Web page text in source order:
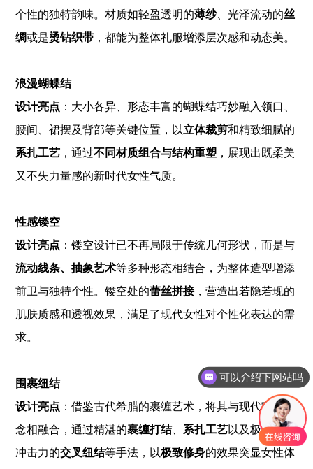
个性的独特韵味。材质如轻盈透明的薄纱、光泽流动的丝
绸或是烫钻织带 ，都能为整体礼服增添层次感和动态美。
浪漫蝴蝶结
设计亮点 ：大小各异、形态丰富的蝴蝶结巧妙融入领口、
腰间、裙摆及背部等关键位置，以立体裁剪和精致细腻的
系扎工艺 ，通过不同材质组合与结构重塑 ，展现出既柔美
又不失力量感的新时代女性气质。
性感镂空
设计亮点 ：镂空设计已不再局限于传统几何形状，而是与
流动线条、抽象艺术等多种形态相结合，为整体造型增添
前卫与独特个性。镂空处的蕾丝拼接，营造出若隐若现的
肌肤质感和透视效果，满足了现代女性对个性化表达的需
求。
围裹纽结
设计亮点 ：借鉴古代希腊的裹缠艺术，将其与现代审美理
念相融合，通过精湛的裹缠打结、 系扎工艺以及极具视觉
冲击力的交叉纽结等手法，以极致修身的效果突显女性体
可以介绍下网站吗
如何了解更多资讯内容